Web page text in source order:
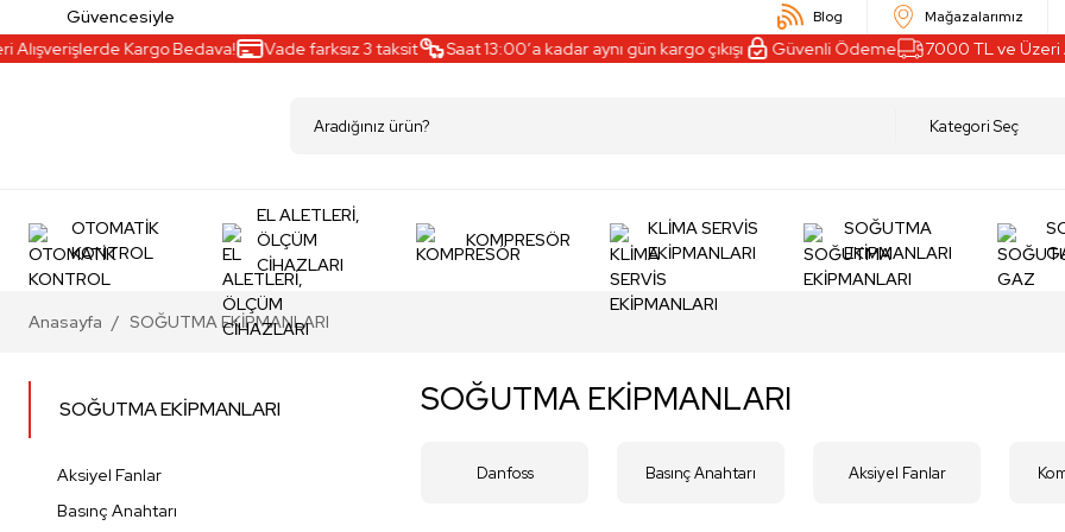
Güvencesiyle Blog Mağazalarımız
Kargo Bedava! Vade farksız 3 taksit Saat 13:00’a kadar aynı gün kargo çıkışı Güvenli Ödeme 7000 TL ve Üzeri
OTOMATİK
KONTROL
EL ALETLERİ,
ÖLÇÜM
CİHAZLARI
KOMPRESÖR
KLİMA SERVİS
EKİPMANLARI
SOĞUTMA
EKİPMANLARI
Anasayfa SOĞUTMA EKİPMANLARI
SOĞUTMA EKİPMANLARI
Aksiyel Fanlar
Basınç Anahtarı
SOĞUTMA EKİPMANLARI
Danfoss Basınç Anahtarı Aksiyel Fanlar